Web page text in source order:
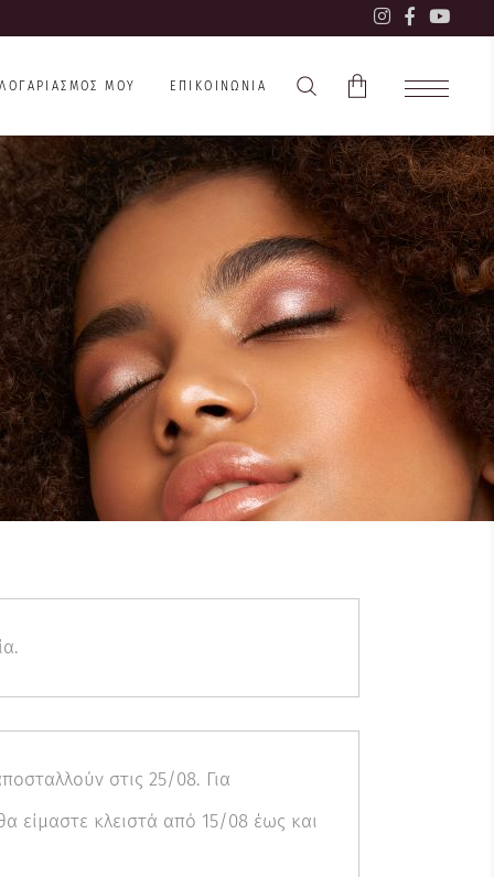
ΜΟΥ ΕΠΙΚΟΙΝΩΝΊΑ
Το καλάθι είναι άδειο.
στις 25/08. Για
είμαστε κλειστά από 15/08 έως και